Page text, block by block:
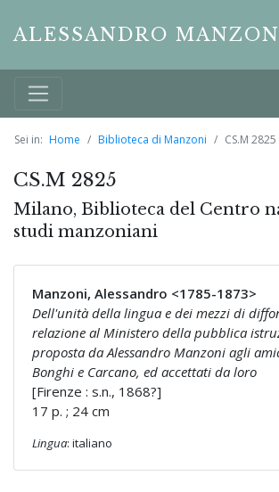
ALESSANDRO
Sei in: Home Biblioteca di Manzoni CS.M 2825
CS.M 2825
Milano, Biblioteca del Centro
studi manzoniani
Manzoni, Alessandro <1785-1873>
Dell'unità della lingua e dei mezzi di
relazione al Ministero della pubblica
proposta da Alessandro Manzoni agli
Bonghi e Carcano, ed accettati da loro
[Firenze : s.n., 1868?]
17 p. ; 24 cm
Lingua: italiano